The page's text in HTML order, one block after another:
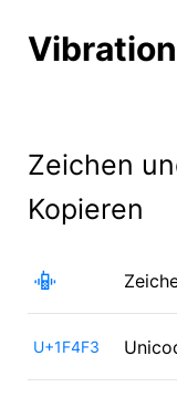
Zeichen
Kopieren
📳
U+1F4F3